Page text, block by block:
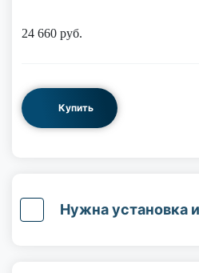
24 660 руб.
Купить
Нужна установка